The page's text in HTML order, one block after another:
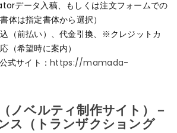
データ入稿、もしくは注文フォームでの
体は指定書体から選択）
込（前払い）、代金引換、※クレジットカ
（希望時に案内）
公式サイト：https://mamada-
ノベルティ制作サイト）－
ス（トランザクショング